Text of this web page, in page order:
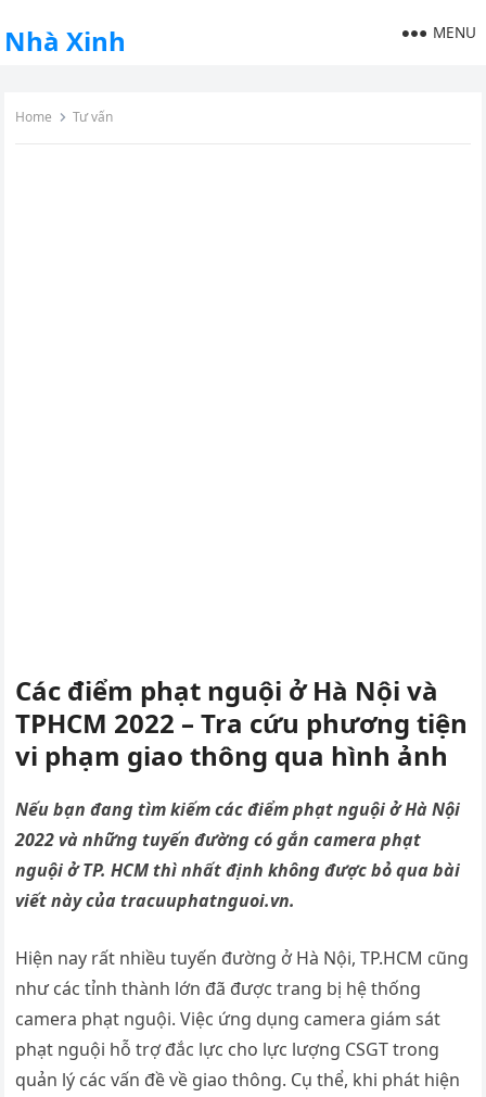
Nhà Xinh MENU
Home Tư vấn
Các điểm phạt nguội ở Hà Nội và
TPHCM 2022 – Tra cứu phương tiện
vi phạm giao thông qua hình ảnh
Nếu bạn đang tìm kiếm các điểm phạt nguội ở Hà Nội
2022 và những tuyến đường có gắn camera phạt
nguội ở TP. HCM thì nhất định không được bỏ qua bài
viết này của tracuuphatnguoi.vn.
Hiện nay rất nhiều tuyến đường ở Hà Nội, TP.HCM cũng
như các tỉnh thành lớn đã được trang bị hệ thống
camera phạt nguội. Việc ứng dụng camera giám sát
phạt nguội hỗ trợ đắc lực cho lực lượng CSGT trong
quản lý các vấn đề về giao thông. Cụ thể, khi phát hiện